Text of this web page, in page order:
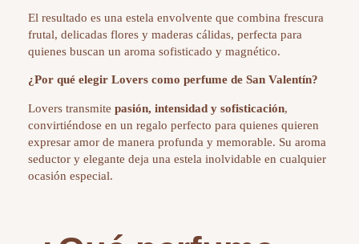
El resultado es una estela envolvente que combina frescura
frutal, delicadas flores y maderas cálidas, perfecta para
quienes buscan un aroma sofisticado y magnético.
¿Por qué elegir Lovers como perfume de San Valentín?
Lovers transmite pasión, intensidad y sofisticación,
convirtiéndose en un regalo perfecto para quienes quieren
expresar amor de manera profunda y memorable. Su aroma
seductor y elegante deja una estela inolvidable en cualquier
ocasión especial.